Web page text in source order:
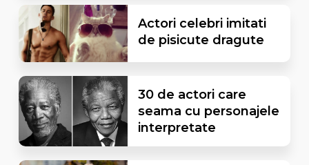
Actori celebri imitati
de pisicute dragute
30 de actori care
seama cu personajele
interpretate